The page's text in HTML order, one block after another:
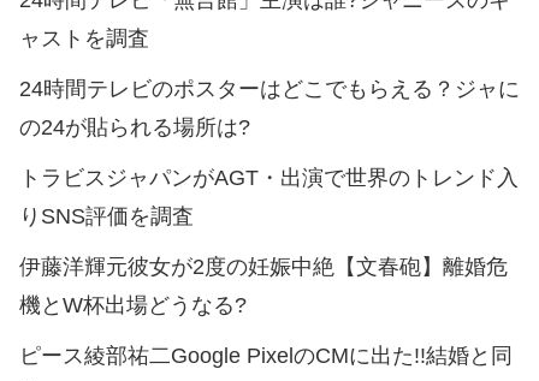
ャストを調査
24時間テレビのポスターはどこでもらえる？ジャに
の24が貼られる場所は?
トラビスジャパンがAGT・出演で世界のトレンド入
りSNS評価を調査
伊藤洋輝元彼女が2度の妊娠中絶【文春砲】離婚危
機とW杯出場どうなる?
ピース綾部祐二Google PixelのCMに出た!!結婚と同